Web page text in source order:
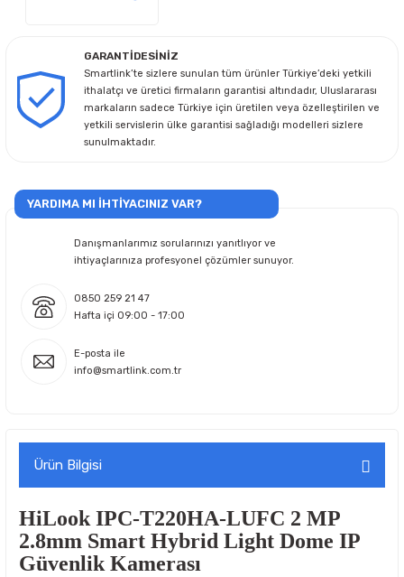
GARANTİDESİNİZ
Smartlink’te sizlere sunulan tüm ürünler Türkiye’deki yetkili
ithalatçı ve üretici firmaların garantisi altındadır, Uluslararası
markaların sadece Türkiye için üretilen veya özelleştirilen ve
yetkili servislerin ülke garantisi sağladığı modelleri sizlere
sunulmaktadır.
YARDIMA MI İHTİYACINIZ VAR?
Danışmanlarımız sorularınızı yanıtlıyor ve
ihtiyaçlarınıza profesyonel çözümler sunuyor.
0850 259 21 47
Hafta içi 09:00 - 17:00
E-posta ile
info@smartlink.com.tr
Ürün Bilgisi
HiLook IPC-T220HA-LUFC 2 MP
2.8mm Smart Hybrid Light Dome IP
Güvenlik Kamerası